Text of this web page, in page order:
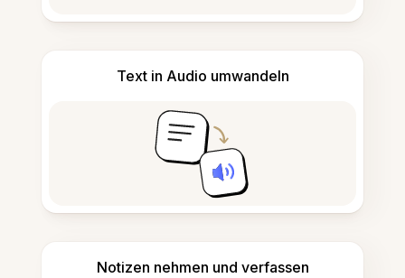
Text in Audio umwandeln
Notizen nehmen und verfassen